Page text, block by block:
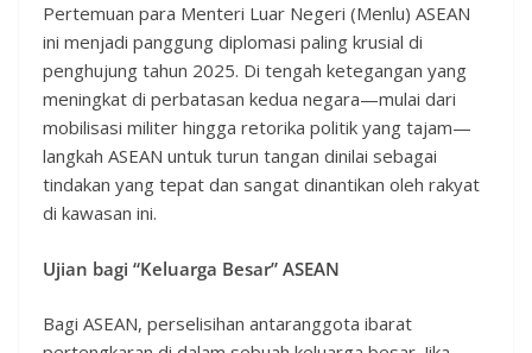
Pertemuan para Menteri Luar Negeri (Menlu) ASEAN
ini menjadi panggung diplomasi paling krusial di
penghujung tahun 2025. Di tengah ketegangan yang
meningkat di perbatasan kedua negara—mulai dari
mobilisasi militer hingga retorika politik yang tajam—
langkah ASEAN untuk turun tangan dinilai sebagai
tindakan yang tepat dan sangat dinantikan oleh rakyat
di kawasan ini.
Ujian bagi “Keluarga Besar” ASEAN
Bagi ASEAN, perselisihan antaranggota ibarat